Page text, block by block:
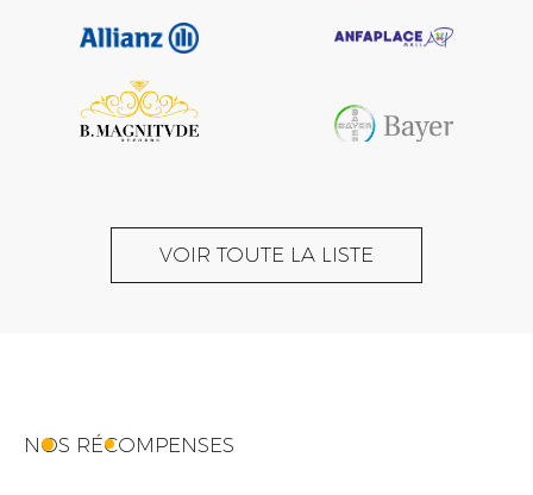
VOIR TOUTE LA LISTE
NOS RÉCOMPENSES